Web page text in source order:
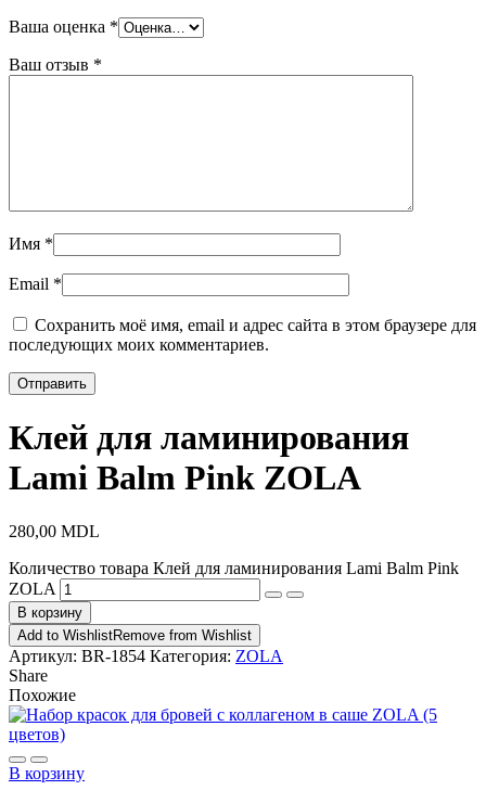
Ваша оценка *
Ваш отзыв *
Имя *
Email *
Сохранить моё имя, email и адрес сайта в этом браузере для
последующих моих комментариев.
Клей для ламинирования
Lami Balm Pink ZOLA
280,00 MDL
Количество товара Клей для ламинирования Lami Balm Pink
ZOLA
В корзину
Add to WishlistRemove from Wishlist
Артикул: BR-1854 Категория: ZOLA
Share
Похожие
В корзину